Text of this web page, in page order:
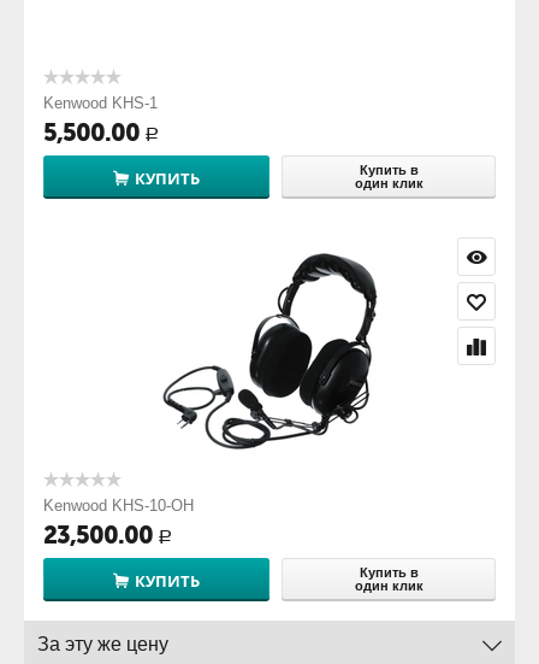
Kenwood KHS-1
5,500.00 Р
КУПИТЬ
Купить в
один клик
Kenwood KHS-10-OH
23,500.00 Р
КУПИТЬ
Купить в
один клик
За эту же цену